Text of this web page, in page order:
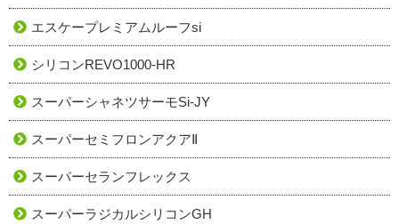
エスケープレミアムルーフsi
シリコンREVO1000-HR
スーパーシャネツサーモSi-JY
スーパーセミフロンアクアⅡ
スーパーセランフレックス
スーパーラジカルシリコンGH